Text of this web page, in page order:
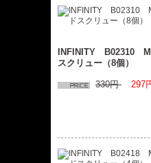
INFINITY B02310
スクリュー（8個）
330円 297